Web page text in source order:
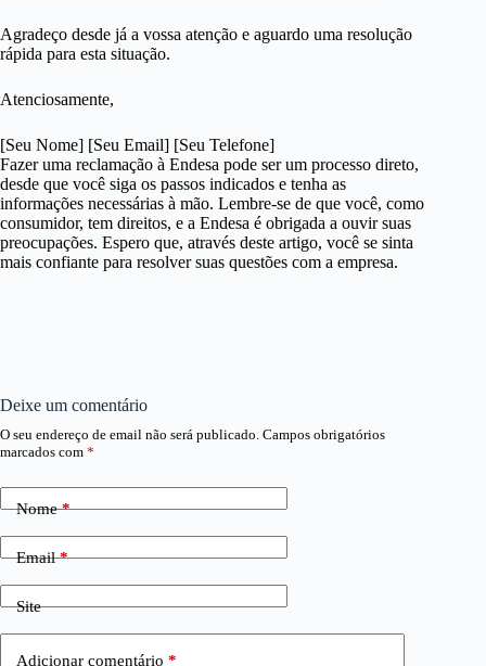
Agradeço desde já a vossa atenção e aguardo uma resolução
rápida para esta situação.
Atenciosamente,
[Seu Nome] [Seu Email] [Seu Telefone]
Fazer uma reclamação à Endesa pode ser um processo direto,
desde que você siga os passos indicados e tenha as
informações necessárias à mão. Lembre-se de que você, como
consumidor, tem direitos, e a Endesa é obrigada a ouvir suas
preocupações. Espero que, através deste artigo, você se sinta
mais confiante para resolver suas questões com a empresa.
Deixe um comentário
O seu endereço de email não será publicado. Campos obrigatórios
marcados com *
Nome*
Email*
Site
Adicionar comentário *